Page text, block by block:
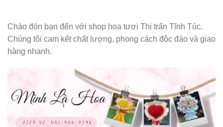
Chào đón bạn đến với shop hoa tươi Thị trấn Tĩnh Túc.
Chúng tôi cam kết chất lượng, phong cách độc đáo và giao
hàng nhanh.